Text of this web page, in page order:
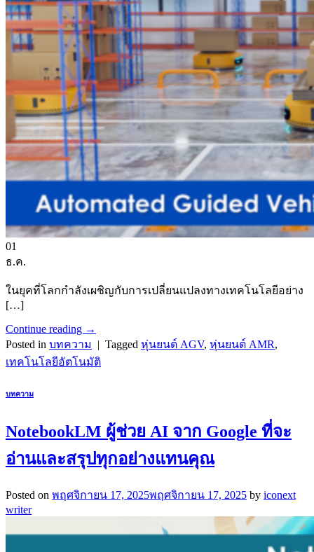
01
ธ.ค.
ในยุคที่โลกกำลังเผชิญกับการเปลี่ยนแปลงทางเทคโนโลยีอย่าง
[…]
Continue reading →
Posted in บทความ | Tagged หุ่นยนต์ AGV, หุ่นยนต์ AMR,
เทคโนโลยีอัตโนมัติ
บทความ
NotebookLM ผู้ช่วย AI จาก Google ที่จะ
อ่านและสรุปทุกอย่างแทนคุณ
Posted on พฤศจิกายน 17, 2025พฤศจิกายน 17, 2025 by iconext
writer